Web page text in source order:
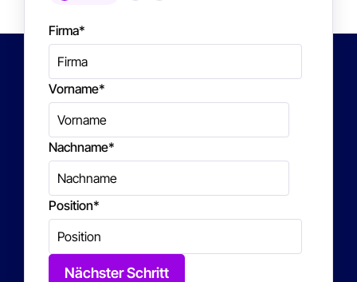
Firma*
Vorname*
Nachname*
Position*
Nächster Schritt